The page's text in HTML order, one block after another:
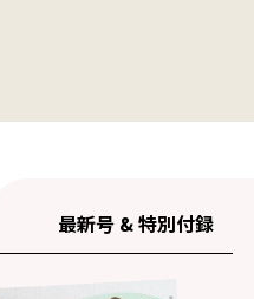
最新号 & 特別付録